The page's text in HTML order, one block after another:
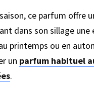
ce parfum offre
dans son sillage une
printemps ou en
un parfum habituel
.